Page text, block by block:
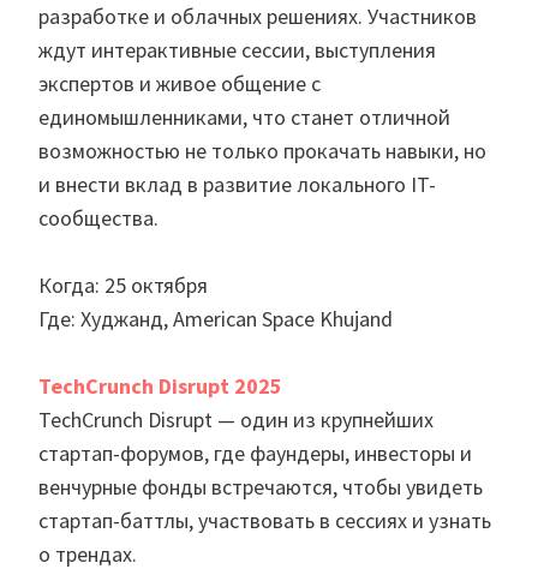
разработке и облачных решениях. Участников
ждут интерактивные сессии, выступления
экспертов и живое общение с
единомышленниками, что станет отличной
возможностью не только прокачать навыки, но
и внести вклад в развитие локального IT-
сообщества.
Когда: 25 октября
Где: Худжанд, American Space Khujand
TechCrunch Disrupt 2025
TechCrunch Disrupt — один из крупнейших
стартап-форумов, где фаундеры, инвесторы и
венчурные фонды встречаются, чтобы увидеть
стартап-баттлы, участвовать в сессиях и узнать
о трендах.